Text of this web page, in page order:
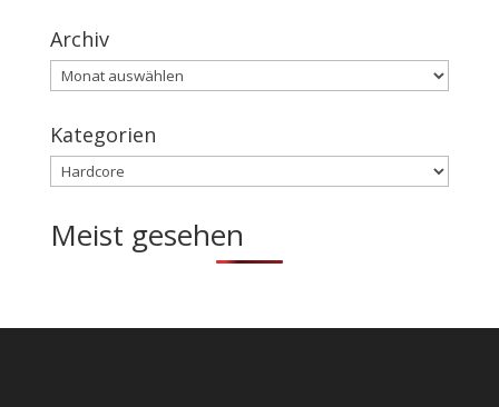
Archiv
Archiv
Kategorien
Kategorien
Meist gesehen